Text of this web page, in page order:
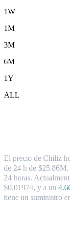
1W
1M
3M
6M
1Y
ALL
El precio de Chiliz
de 24 h de
24 horas.
$0.01974, y a un
tiene un suministro